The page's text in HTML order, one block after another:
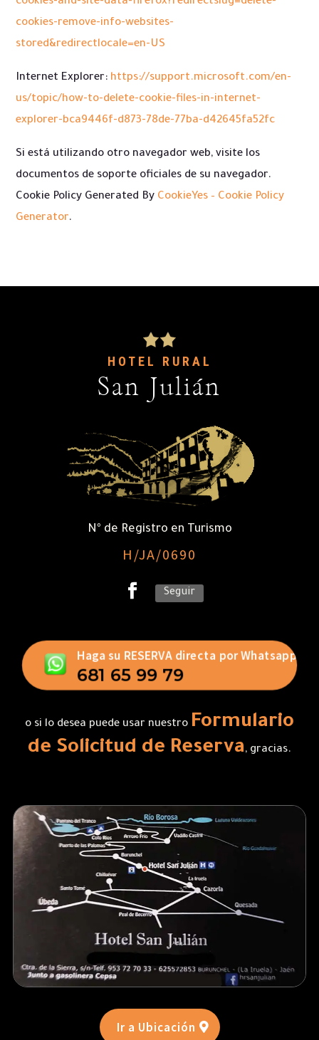
cookies-remove-info-websites-
stored&redirectlocale=en-US
Internet Explorer: https://support.microsoft.com/en-
us/topic/how-to-delete-cookie-files-in-internet-
explorer-bca9446f-d873-78de-77ba-d42645fa52fc
Si está utilizando otro navegador web, visite los
documentos de soporte oficiales de su navegador.
Cookie Policy Generated By CookieYes – Cookie Policy
Generator.
HOTEL RURAL
San Julián
Nº de Registro en Turismo
H/JA/0690
Seguir
Haga su RESERVA directa por Whatsapp
681 65 99 79
o si lo desea puede usar nuestro Formulario
de Solicitud de Reserva, gracias.
Ir a Ubicación